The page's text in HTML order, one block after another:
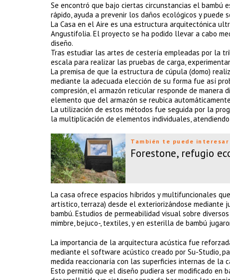
Se encontró que bajo ciertas circunstancias el bambú
rápido, ayuda a prevenir los daños ecológicos y
La Casa en el Aire es una estructura arquitectónica
Angustifolia. El proyecto se ha podido llevar a cabo
diseño.
Tras estudiar las artes de cestería empleadas por la
escala para realizar las pruebas de carga,
La premisa de que la estructura de cúpula (domo)
mediante la adecuada elección de su forma fue así
compresión, el armazón reticular responde de manera
elemento que del armazón se reubica
La utilización de estos métodos fue seguida por la
la multiplicación de elementos individuales,
También te puede interesar
Forestone, refugio
La casa ofrece espacios híbridos y multifuncionales
artístico, terraza) desde el exteriorizándose mediante
bambú. Estudios de permeabilidad visual sobre
mimbre, bejuco-, textiles, y en esterilla de bambú
La importancia de la arquitectura acústica fue
mediante el software acústico creado por Su-Studio,
medida reaccionaría con las superficies internas de la
Esto permitió que el diseño pudiera ser modificado en